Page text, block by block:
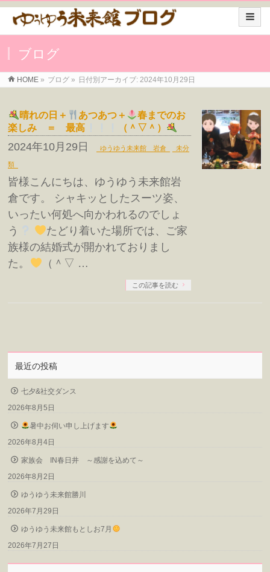
ブログ
HOME » ブログ » 日付別アーカイブ: 2024年10月29日
晴れの日＋ あつあつ＋
春までのお
楽しみ ＝ 最高
（＾▽＾）
2024年10月29日 ゆうゆう未来館 岩倉 未分
類
皆様こんにちは、ゆうゆう未来館岩
倉です。 シャキッとしたスーツ姿、
いったい何処へ向かわれるのでしょ
う
たどり着いた場所では、ご家
族様の結婚式が開かれておりまし
た。
（＾▽ …
この記事を読む
最近の投稿
七夕&社交ダンス
2026年8月5日
暑中お伺い申し上げます
2026年8月4日
家族会 IN春日井 ～感謝を込めて～
2026年8月2日
ゆうゆう未来館勝川
2026年7月29日
ゆうゆう未来館もとしお7月
2026年7月27日